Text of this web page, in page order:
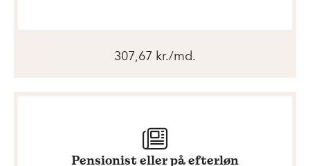
307,67 kr./md.
Pensionist eller på efterløn